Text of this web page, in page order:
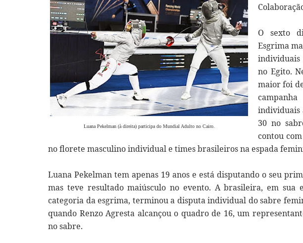
Luana Pekelman (à direita) participa do Mundial Adulto no Cairo.
O sexto
Esgrima
individuais
no Egito.
maior foi
individuais
30 no
contou
no florete masculino individual e times brasileiros na espada
Luana Pekelman tem apenas 19 anos e está disputando o seu
mas teve resultado maiúsculo no evento. A brasileira, em
categoria da esgrima, terminou a disputa individual do sabre
quando Renzo Agresta alcançou o quadro de 16, um
no sabre.